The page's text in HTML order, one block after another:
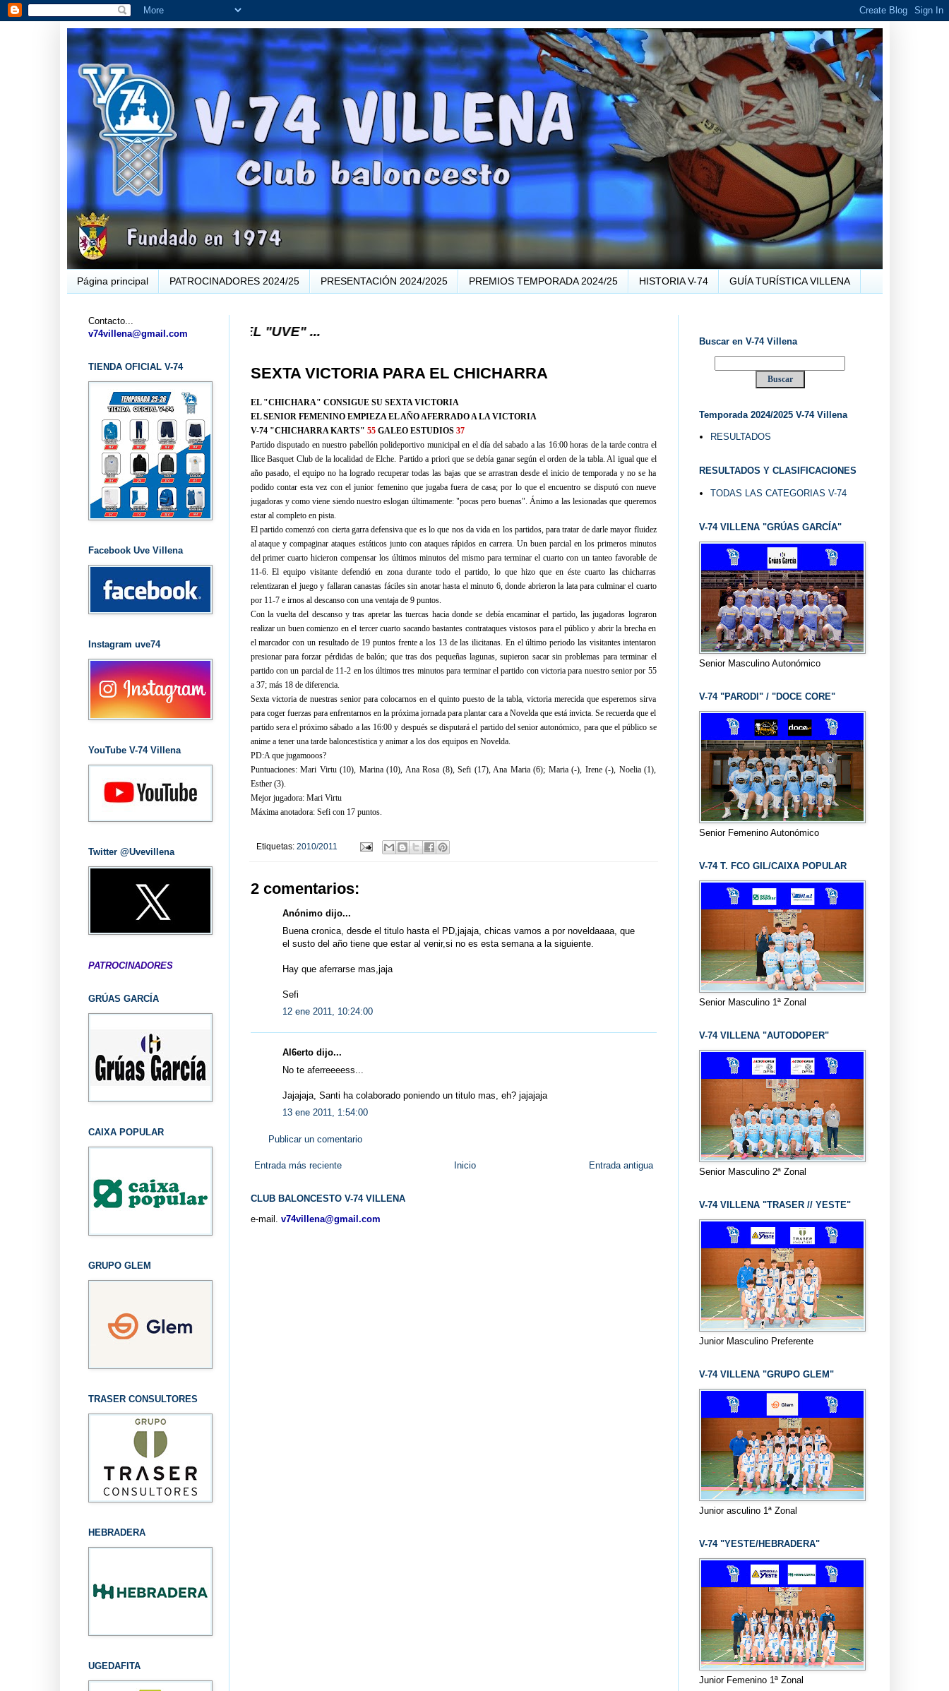
Página principal PATROCINADORES 2024/25 PRESENTACIÓN 2024/2025 PREMIOS TEMPORADA 2024/25 HISTORIA V-74 GUÍA TURÍSTICA VILLENA
VILLENA DESDE 1.974 ... EL "UVE" ...
SEXTA VICTORIA PARA EL CHICHARRA
EL "CHICHARA" CONSIGUE SU SEXTA VICTORIA
EL SENIOR FEMENINO EMPIEZA EL AÑO AFERRADO A LA VICTORIA
V-74 "CHICHARRA KARTS" 55GALEO ESTUDIOS 37
Partido disputado en nuestro pabellón polideportivo municipal en el día del sabado a las 16:00 horas de la tarde contra el
Ilice Basquet Club de la localidad de Elche. Partido a priori que se debía ganar según el orden de la tabla. Al igual que el
año pasado, el equipo no ha logrado recuperar todas las bajas que se arrastran desde el inicio de temporada y no se ha
podido contar esta vez con el junior femenino que jugaba fuera de casa; por lo que el encuentro se disputó con nueve
jugadoras y como viene siendo nuestro eslogan últimamente: "pocas pero buenas". Ánimo a las lesionadas que queremos
estar al completo en pista.
El partido comenzó con cierta garra defensiva que es lo que nos da vida en los partidos, para tratar de darle mayor fluidez
al ataque y compaginar ataques estáticos junto con ataques rápidos en carrera. Un buen parcial en los primeros minutos
del primer cuarto hicieron compensar los últimos minutos del mismo para terminar el cuarto con un tanteo favorable de
11-6. El equipo visitante defendió en zona durante todo el partido, lo que hizo que en éste cuarto las chicharras
relentizaran el juego y fallaran canastas fáciles sin anotar hasta el minuto 6, donde abrieron la lata para culminar el cuarto
por 11-7 e irnos al descanso con una ventaja de 9 puntos.
Con la vuelta del descanso y tras apretar las tuercas hacia donde se debía encaminar el partido, las jugadoras lograron
realizar un buen comienzo en el tercer cuarto sacando bastantes contrataques vistosos para el público y abrir la brecha en
el marcador con un resultado de 19 puntos frente a los 13 de las ilicitanas. En el último periodo las visitantes intentaron
presionar para forzar pérdidas de balón; que tras dos pequeñas lagunas, supieron sacar sin problemas para terminar el
partido con un parcial de 11-2 en los últimos tres minutos para terminar el partido con victoria para nuestro senior por 55
a 37; más 18 de diferencia.
Sexta victoria de nuestras senior para colocarnos en el quinto puesto de la tabla, victoria merecida que esperemos sirva
para coger fuerzas para enfrentarnos en la próxima jornada para plantar cara a Novelda que está invicta. Se recuerda que el
partido sera el próximo sábado a las 16:00 y después se disputará el partido del senior autonómico, para que el público se
anime a tener una tarde baloncestística y animar a los dos equipos en Novelda.
PD:A que jugamooos?
Puntuaciones: Mari Virtu (10), Marina (10), Ana Rosa (8), Sefi (17), Ana Maria (6); Maria (-), Irene (-), Noelia (1),
Esther (3).
Mejor jugadora: Mari Virtu
Máxima anotadora: Sefi con 17 puntos.
Etiquetas: 2010/2011
2 comentarios:
Anónimo dijo...
Buena cronica, desde el titulo hasta el PD,jajaja, chicas vamos a por noveldaaaa, que
el susto del año tiene que estar al venir,si no es esta semana a la siguiente.
Hay que aferrarse mas,jaja
Sefi
12 ene 2011, 10:24:00
Al6erto dijo...
No te aferreeeess...
Jajajaja, Santi ha colaborado poniendo un titulo mas, eh? jajajaja
13 ene 2011, 1:54:00
Publicar un comentario
Entrada más reciente Entrada antigua
Inicio
CLUB BALONCESTO V-74 VILLENA
e-mail. v74villena@gmail.com
Contacto...
v74villena@gmail.com
TIENDA OFICIAL V-74
Facebook Uve Villena
Instagram uve74
YouTube V-74 Villena
Twitter @Uvevillena
PATROCINADORES
GRÚAS GARCÍA
CAIXA POPULAR
GRUPO GLEM
TRASER CONSULTORES
HEBRADERA
UGEDAFITA
Buscar en V-74 Villena
Temporada 2024/2025 V-74 Villena
RESULTADOS
RESULTADOS Y CLASIFICACIONES
TODAS LAS CATEGORIAS V-74
V-74 VILLENA "GRÚAS GARCÍA"
Senior Masculino Autonómico
V-74 "PARODI" / "DOCE CORE"
Senior Femenino Autonómico
V-74 T. FCO GIL/CAIXA POPULAR
Senior Masculino 1ª Zonal
V-74 VILLENA "AUTODOPER"
Senior Masculino 2ª Zonal
V-74 VILLENA "TRASER // YESTE"
Junior Masculino Preferente
V-74 VILLENA "GRUPO GLEM"
Junior asculino 1ª Zonal
V-74 "YESTE/HEBRADERA"
Junior Femenino 1ª Zonal